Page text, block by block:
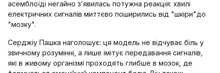
асемблоїді негайно з’явилась потужна реакція: хвилі
електричних сигналів миттєво поширились від "шкіри"до
"мозку".
Cерджіу Пашка наголошує: ця модель не відчуває біль у
звичному розумінні, а лише імітує передавання сигналів,
які в живому організмі проходять глибше в мозок, де